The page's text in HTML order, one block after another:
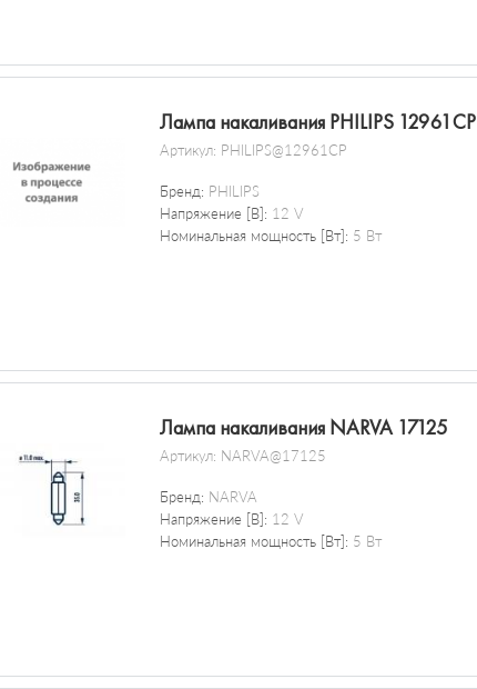
Лампа накаливания PHILIPS 12961CP
Артикул: PHILIPS@12961CP
Бренд: PHILIPS
Напряжение [В]: 12 V
Номинальная мощность [Вт]: 5 Вт
Лампа накаливания NARVA 17125
Артикул: NARVA@17125
Бренд: NARVA
Напряжение [В]: 12 V
Номинальная мощность [Вт]: 5 Вт